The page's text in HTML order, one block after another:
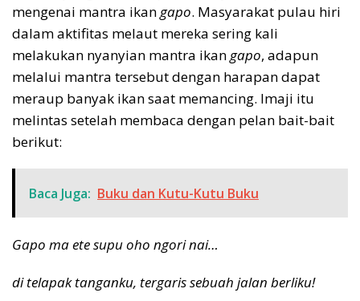
mengenai mantra ikan gapo. Masyarakat pulau hiri
dalam aktifitas melaut mereka sering kali
melakukan nyanyian mantra ikan gapo, adapun
melalui mantra tersebut dengan harapan dapat
meraup banyak ikan saat memancing. Imaji itu
melintas setelah membaca dengan pelan bait-bait
berikut:
Baca Juga: Buku dan Kutu-Kutu Buku
Gapo ma ete supu oho ngori nai…
di telapak tanganku, tergaris sebuah jalan berliku!